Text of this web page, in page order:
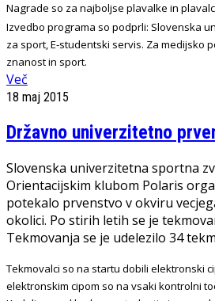
Nagrade so za najboljse plavalke in
Izvedbo programa so podprli: Slovenska
za sport, E-studentski servis. Za medijsko
znanost in sport.
Več
18 maj 2015
Državno univerzitetno
Slovenska univerzitetna sportna
Orientacijskim klubom Polaris
potekalo prvenstvo v okviru
okolici. Po stirih letih se je
Tekmovanja se je udelezilo 34
Tekmovalci so na startu dobili elektronski
elektronskim cipom so na vsaki kontrolni